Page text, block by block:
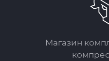
Магазин